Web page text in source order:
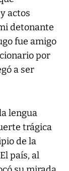
actos
detonante
fue amigo
por
a ser
lengua
trágica
de la
país, al